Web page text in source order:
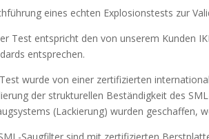
eines echten Explosionstests zur
Test entspricht den von unserem Kunden
entsprechen.
wurde von einer zertifizierten
der strukturellen Beständigkeit des
(Lackierung) wurden geschaffen,